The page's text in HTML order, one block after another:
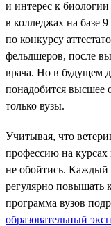
и интерес к
в колледжах на базе
по конкурсу
фельдшеров, после
врача. Но в будущем
понадобится высшее
только вузы.
Учитывая, что
профессию на курсах
не обойтись. Каждый
регулярно повышать
программа вузов
образовательный